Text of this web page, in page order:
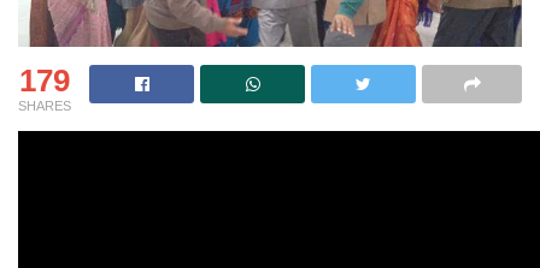
179
SHARES